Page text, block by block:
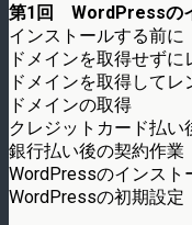
第1回 WordPressの
インストールする前に
ドメインを取得せず
ドメインを取得して
ドメインの取得
クレジットカード払い
銀行払い後の契約作業
WordPressのインスト
WordPressの初期設定